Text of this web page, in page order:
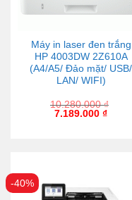
Máy in laser đen trắng
HP 4003DW 2Z610A
(A4/A5/ Đảo mặt/ USB/
LAN/ WIFI)
10.280.000₫
7.189.000 ₫
-40%